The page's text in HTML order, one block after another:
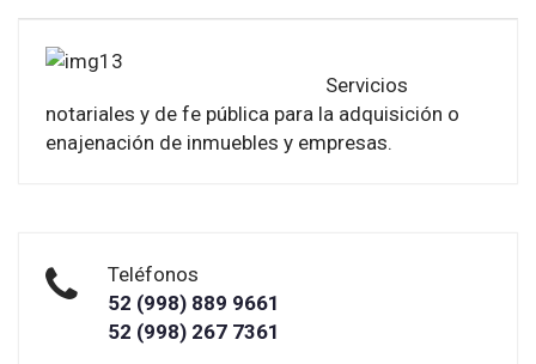
Servicios
notariales y de fe pública para la adquisición o
enajenación de inmuebles y empresas.
Teléfonos
52 (998) 889 9661
52 (998) 267 7361